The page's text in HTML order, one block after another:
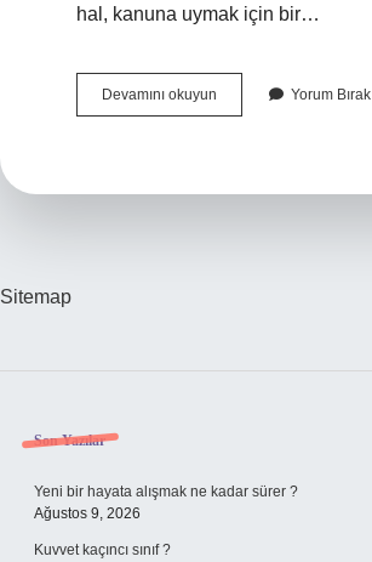
hal, kanuna uymak için bir…
Devamını okuyun Aşağıdakilerden
Hangisi
Yorum Bırak
Sitemap
Sidebar
Son Yazılar
Yeni bir hayata alışmak ne kadar sürer ?
Ağustos 9, 2026
Kuvvet kaçıncı sınıf ?